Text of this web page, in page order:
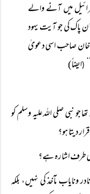
میں آنے والے
پاک کی جو آیت یہود
صاحب اسی دعویٰ
(ایضاً)
جو نبی صلی اللہ علیہ وسلم کو
دیتا ہو؟
کی طرف اشارہ ہے؟
مآخذ کی نہیں، بلکہ